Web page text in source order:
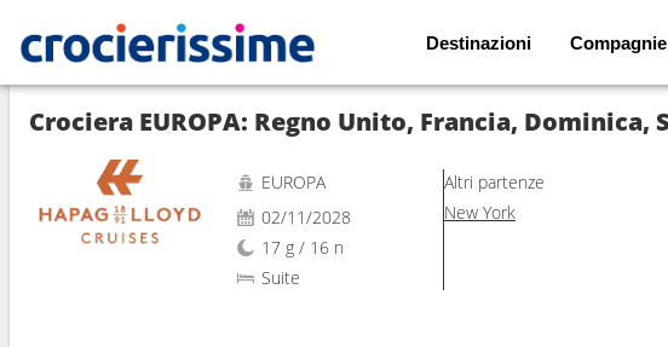
Destinazioni Compagnie
Mostra le altre 21 foto
EUROPA
02/11/2028
17 g / 16 n
Suite
Altri partenze
New York